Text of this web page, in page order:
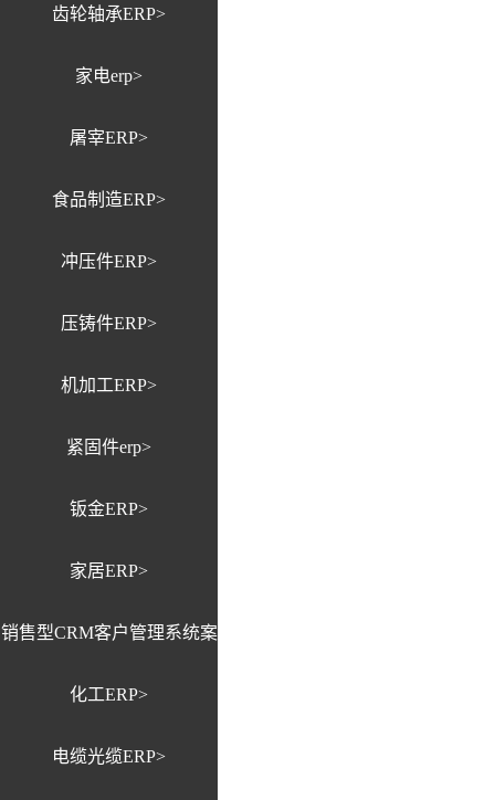
齿轮轴承ERP>
家电erp>
屠宰ERP>
食品制造ERP>
冲压件ERP>
压铸件ERP>
机加工ERP>
紧固件erp>
钣金ERP>
家居ERP>
销售型CRM客户管理系统案
例>
化工ERP>
电缆光缆ERP>